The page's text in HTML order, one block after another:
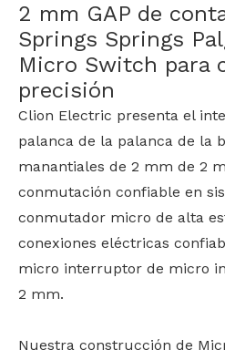
2 mm GAP de
Springs Springs
Micro Switch para
precisión
Clion Electric presenta el
palanca de la palanca de la
manantiales de 2 mm de 2
conmutación confiable en
conmutador micro de alta
conexiones eléctricas
micro interruptor de micro
2 mm.
Nuestra construcción de